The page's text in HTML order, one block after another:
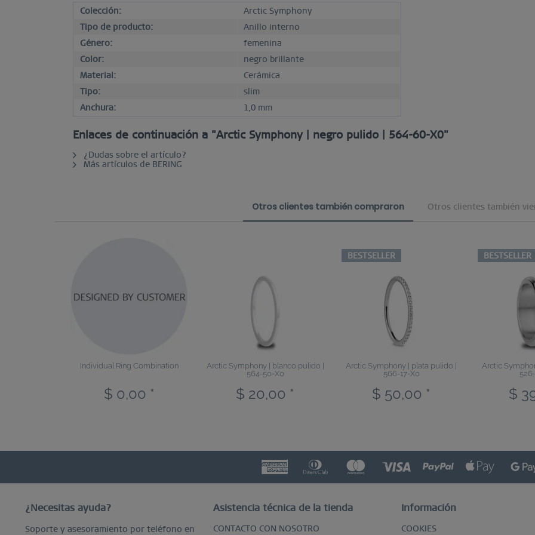
Colección:
Arctic Symphony
Tipo de producto:
Anillo interno
Género:
femenina
Color:
negro brillante
Material:
Cerámica
Tipo:
slim
Anchura:
1,0 mm
Enlaces de continuación a "Arctic Symphony | negro pulido | 564-60-X0"
¿Dudas sobre el artículo?
Más artículos de BERING
Otros clientes también compraron Otros clientes también
Individual Ring Combination
$ 0,00 *
Arctic Symphony | blanco pulido |
564-50-X0
$ 20,00 *
BESTSELLER
Arctic Symphony | plata pulido |
566-17-X0
$ 50,00 *
BESTSELLER
Arctic
$
¿Necesitas ayuda?
Soporte y asesoramiento por teléfono en
Asistencia técnica de la tienda
CONTACTO CON NOSOTRO
Información
COOKIES